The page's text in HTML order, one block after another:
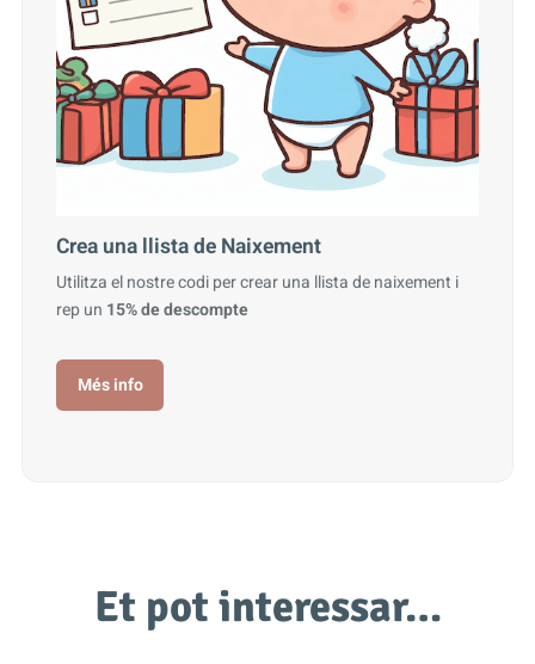
Crea una llista de Naixement
Utilitza el nostre codi per crear una llista de naixement i
rep un 15% de descompte
Més info
Et pot interessar…